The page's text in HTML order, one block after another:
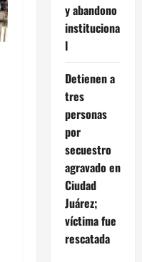
y abandono
instituciona
l
Detienen a
tres
personas
por
secuestro
agravado en
Ciudad
Juárez;
víctima fue
rescatada